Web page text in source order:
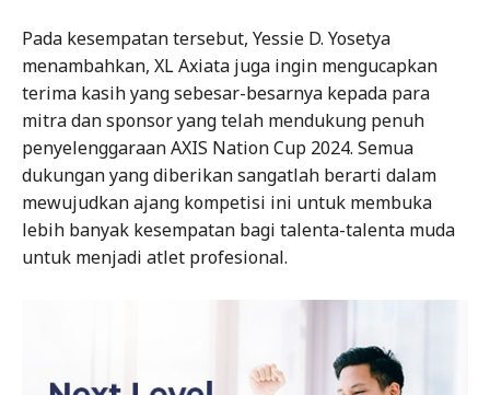
Pada kesempatan tersebut, Yessie D. Yosetya
menambahkan, XL Axiata juga ingin mengucapkan
terima kasih yang sebesar-besarnya kepada para
mitra dan sponsor yang telah mendukung penuh
penyelenggaraan AXIS Nation Cup 2024. Semua
dukungan yang diberikan sangatlah berarti dalam
mewujudkan ajang kompetisi ini untuk membuka
lebih banyak kesempatan bagi talenta-talenta muda
untuk menjadi atlet profesional.